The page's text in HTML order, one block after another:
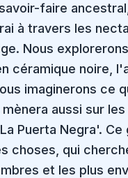
faire
à travers les
Nous
céramique noire,
imaginerons ce
aussi sur
Puerta Negra'.
choses, qui
et les plus